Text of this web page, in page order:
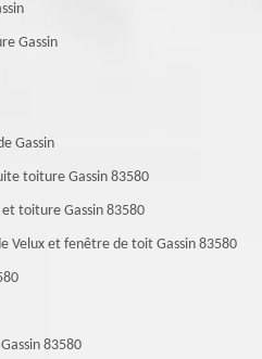
Gassin
Gassin
toiture Gassin 83580
toiture Gassin 83580
Velux et fenêtre de toit Gassin 83580
83580